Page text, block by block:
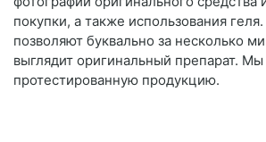
покупки, а также использования
позволяют буквально за несколько
выглядит оригинальный препарат.
протестированную продукцию.